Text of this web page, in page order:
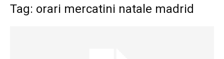
Tag: orari mercatini natale madrid